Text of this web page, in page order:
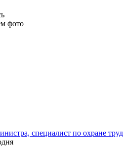
фото
специалист по охране